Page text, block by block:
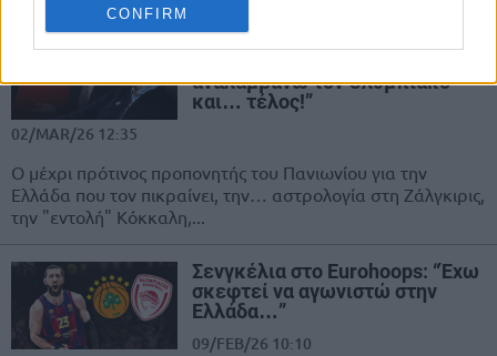
CONFIRM
αναλαμβάνω τον Ολυμπιακό
και… τέλος!”
02/MAR/26 12:35
O μέχρι πρότινος προπονητής του Πανιωνίου για την
Ελλάδα που τον πικραίνει, την… αστρολογία στη Ζάλγκιρις,
την "εντολή" Κόκκαλη,...
Σενγκέλια στο Eurohoops: “Έχω
σκεφτεί να αγωνιστώ στην
Ελλάδα…”
09/FEB/26 10:10